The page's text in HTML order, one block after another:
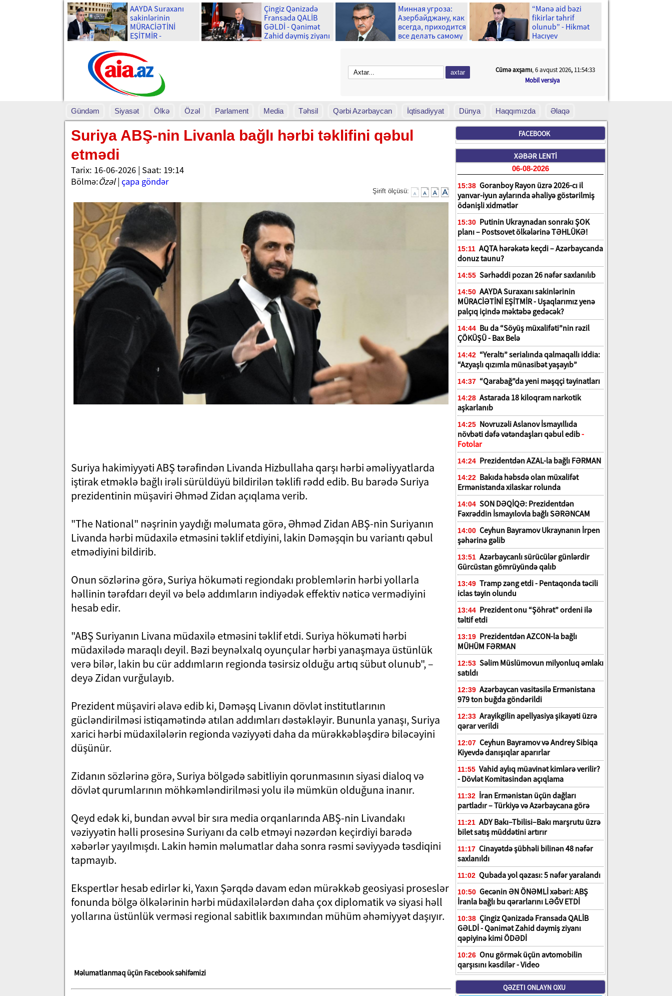
AAYDA Suraxanı
sakinlərinin
MÜRACİƏTİNİ
EŞİTMİR -
palçıq içində
məktəbə gedəcək?
Çingiz Qənizadə
Fransada QALİB
GƏLDİ - Qənimət
Zahid dəymiş ziyanı
Минная угроза:
Азербайджану, как
всегда, приходится
все делать самому
“Mənə aid bəzi
fikirlər təhrif
olunub” - Hikmət
Hacıyev
Mobil versiya
Cümə axşamı, 6 avqust 2026, 11:54:35
Gündəm Siyasət Ölkə Özəl Parlament Media Təhsil Qərbi Azərbaycan İqtisadiyyat Dünya Haqqımızda Əlaqə
Suriya ABŞ-nin Livanla bağlı hərbi təklifini qəbul
etmədi
Tarix: 16-06-2026 | Saat: 19:14
Bölmə:Özəl| çapa göndər
Şirift ölçüsü:
Suriya hakimiyyəti ABŞ tərəfindən Livanda Hizbullaha qarşı hərbi əməliyyatlarda
iştirak etməklə bağlı irəli sürüldüyü bildirilən təklifi rədd edib. Bu barədə Suriya
prezidentinin müşaviri Əhməd Zidan açıqlama verib.
"The National" nəşrinin yaydığı məlumata görə, Əhməd Zidan ABŞ-nin Suriyanın
Livanda hərbi müdaxilə etməsini təklif etdiyini, lakin Dəməşqin bu variantı qəbul
etmədiyini bildirib.
Onun sözlərinə görə, Suriya hökuməti regiondakı problemlərin hərbi yollarla
həllinin tərəfdarı deyil və belə addımların indiyədək effektiv nəticə vermədiyini
hesab edir.
"ABŞ Suriyanın Livana müdaxilə etməsini təklif etdi. Suriya hökuməti hərbi
müdaxilədə maraqlı deyil. Bəzi beynəlxalq oyunçular hərbi yanaşmaya üstünlük
verə bilər, lakin bu cür addımların regionda təsirsiz olduğu artıq sübut olunub", –
deyə Zidan vurğulayıb.
Prezident müşaviri əlavə edib ki, Dəməşq Livanın dövlət institutlarının
gücləndirilməsi istiqamətində atılan addımları dəstəkləyir. Bununla yanaşı, Suriya
xarici hərbi müdaxilələrin regionda vəziyyəti daha da mürəkkəbləşdirə biləcəyini
düşünür.
Zidanın sözlərinə görə, Suriya bölgədə sabitliyin qorunmasının siyasi dialoq və
dövlət qurumlarının möhkəmləndirilməsi yolu ilə mümkün olduğuna inanır.
Qeyd edək ki, bundan əvvəl bir sıra media orqanlarında ABŞ-nin Livandakı
vəziyyətin həlli prosesinə Suriyanı da cəlb etməyi nəzərdən keçirdiyi barədə
xəbərlər yayılmışdı. Lakin həmin məlumatlar daha sonra rəsmi səviyyədə təsdiqini
tapmayıb.
Ekspertlər hesab edirlər ki, Yaxın Şərqdə davam edən mürəkkəb geosiyasi proseslər
fonunda bölgə ölkələrinin hərbi müdaxilələrdən daha çox diplomatik və siyasi həll
yollarına üstünlük verməsi regional sabitlik baxımından mühüm əhəmiyyət daşıyır.
Məlumatlanmaq üçün Facebook səhifəmizi
FACEBOOK
XƏBƏR LENTİ
06-08-2026
15:38 Goranboy Rayon üzrə 2026-cı il
yanvar-iyun aylarında əhaliyə göstərilmiş
ödənişli xidmətlər
15:30 Putinin Ukraynadan sonrakı ŞOK
planı – Postsovet ölkələrinə TƏHLÜKƏ!
15:11 AQTA hərəkətə keçdi – Azərbaycanda
donuz taunu?
14:55 Sərhəddi pozan 26 nəfər saxlanılıb
14:50 AAYDA Suraxanı sakinlərinin
MÜRACİƏTİNİ EŞİTMİR - Uşaqlarımız yenə
palçıq içində məktəbə gedəcək?
14:44 Bu da “Söyüş müxalifəti”nin rəzil
ÇÖKÜŞÜ - Bax Belə
14:42 “Yeraltı” serialında qalmaqallı iddia:
“Azyaşlı qızımla münasibət yaşayıb”
14:37 “Qarabağ”da yeni məşqçi təyinatları
14:28 Astarada 18 kiloqram narkotik
aşkarlanıb
14:25 Novruzəli Aslanov İsmayıllıda
növbəti dəfə vətəndaşları qəbul edib-
Fotolar
14:24 Prezidentdən AZAL-la bağlı FƏRMAN
14:22 Bakıda həbsdə olan müxalifət
Ermənistanda xilaskar rolunda
14:04 SON DƏQİQƏ: Prezidentdən
Fəxrəddin İsmayılovla bağlı SƏRƏNCAM
14:00 Ceyhun Bayramov Ukraynanın İrpen
şəhərinə gəlib
13:51 Azərbaycanlı sürücülər günlərdir
Gürcüstan gömrüyündə qalıb
13:49 Tramp zəng etdi - Pentaqonda təcili
iclas təyin olundu
13:44 Prezident onu “Şöhrət” ordeni ilə
təltif etdi
13:19 Prezidentdən AZCON-la bağlı
MÜHÜM FƏRMAN
12:53 Səlim Müslümovun milyonluq əmlakı
satıldı
12:39 Azərbaycan vasitəsilə Ermənistana
979 ton buğda göndərildi
12:33 Arayikgilin apellyasiya şikayəti üzrə
qərar verildi
12:07 Ceyhun Bayramov və Andrey Sibiqa
Kiyevdə danışıqlar aparırlar
11:55 Vahid aylıq müavinət kimlərə verilir?
- Dövlət Komitəsindən açıqlama
11:32 İran Ermənistan üçün dağları
partladır – Türkiyə və Azərbaycana görə
11:21 ADY Bakı–Tbilisi–Bakı marşrutu üzrə
bilet satış müddətini artırır
11:17 Cinayətdə şübhəli bilinən 48 nəfər
saxlanıldı
11:02 Qubada yol qəzası: 5 nəfər yaralandı
10:50 Gecənin ƏN ÖNƏMLİ xəbəri: ABŞ
İranla bağlı bu qərarlarını LƏĞV ETDİ
10:38 Çingiz Qənizadə Fransada QALİB
GƏLDİ - Qənimət Zahid dəymiş ziyanı
qəpiyinə kimi ÖDƏDİ
10:26 Onu görmək üçün avtomobilin
qarşısını kəsdilər - Video
QƏZETI ONLAYN OXU